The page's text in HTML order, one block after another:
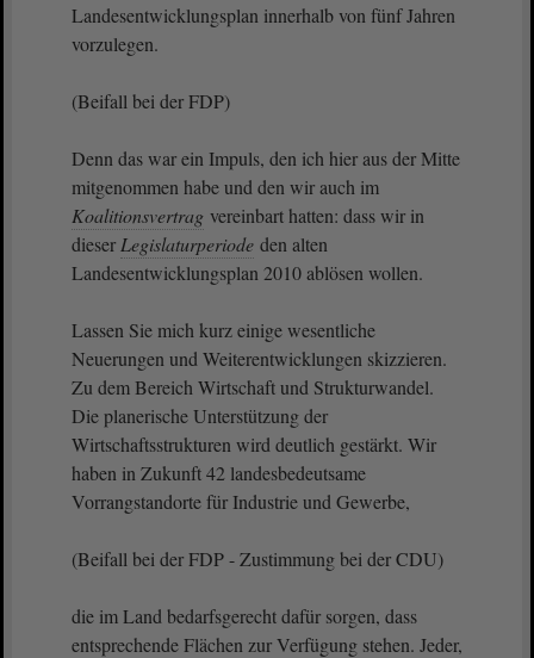
Landesentwicklungsplan innerhalb von fünf Jahren
vorzulegen.
(Beifall bei der FDP)
Denn das war ein Impuls, den ich hier aus der Mitte
mitgenommen habe und den wir auch im
Koalitionsvertrag vereinbart hatten: dass wir in
dieser Legislaturperiode den alten
Landesentwicklungsplan 2010 ablösen wollen.
Lassen Sie mich kurz einige wesentliche
Neuerungen und Weiterentwicklungen skizzieren.
Zu dem Bereich Wirtschaft und Strukturwandel.
Die planerische Unterstützung der
Wirtschaftsstrukturen wird deutlich gestärkt. Wir
haben in Zukunft 42 landesbedeutsame
Vorrangstandorte für Industrie und Gewerbe,
(Beifall bei der FDP - Zustimmung bei der CDU)
die im Land bedarfsgerecht dafür sorgen, dass
entsprechende Flächen zur Verfügung stehen. Jeder,